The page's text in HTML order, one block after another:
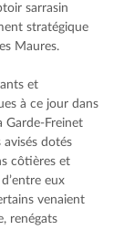
sarrasin
stratégique
Maures.
et
à ce jour dans
Garde-Freinet
dotés
côtières et
eux
venaient
renégats